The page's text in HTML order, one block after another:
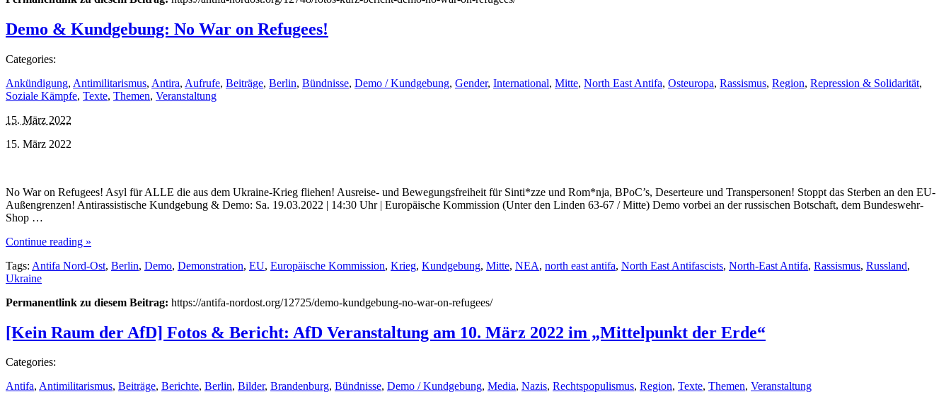
Demo & Kundgebung: No War on Refugees!
Categories:
Ankündigung, Antimilitarismus, Antira, Aufrufe, Beiträge, Berlin, Bündnisse, Demo / Kundgebung, Gender, International, Mitte, North East Antifa, Osteuropa, Rassismus, Region, Repression & Solidarität,
Soziale Kämpfe, Texte, Themen, Veranstaltung
15. März 2022
15. März 2022
No War on Refugees! Asyl für ALLE die aus dem Ukraine-Krieg fliehen! Ausreise- und Bewegungsfreiheit für Sinti*zze und Rom*nja, BPoC’s, Deserteure und Transpersonen! Stoppt das Sterben an den EU-
Außengrenzen! Antirassistische Kundgebung & Demo: Sa. 19.03.2022 | 14:30 Uhr | Europäische Kommission (Unter den Linden 63-67 / Mitte) Demo vorbei an der russischen Botschaft, dem Bundeswehr-
Shop …
Continue reading »
Tags: Antifa Nord-Ost, Berlin, Demo, Demonstration, EU, Europäische Kommission, Krieg, Kundgebung, Mitte, NEA, north east antifa, North East Antifascists, North-East Antifa, Rassismus, Russland,
Ukraine
Permanentlink zu diesem Beitrag: https://antifa-nordost.org/12725/demo-kundgebung-no-war-on-refugees/
[Kein Raum der AfD] Fotos & Bericht: AfD Veranstaltung am 10. März 2022 im „Mittelpunkt der Erde“
Categories:
Antifa, Antimilitarismus, Beiträge, Berichte, Berlin, Bilder, Brandenburg, Bündnisse, Demo / Kundgebung, Media, Nazis, Rechtspopulismus, Region, Texte, Themen, Veranstaltung